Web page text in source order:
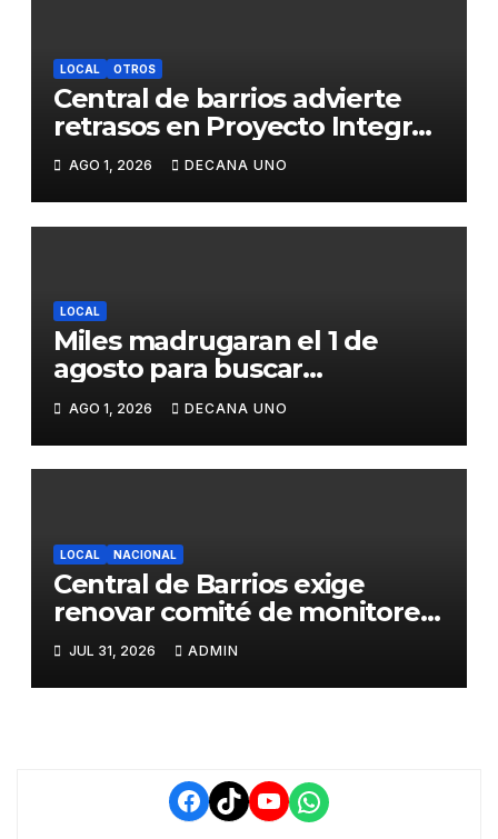
LOCAL OTROS
Central de barrios advierte
retrasos en Proyecto Integral
de Agua y Alcantarillado para
Juliaca
AGO 1, 2026 DECANA UNO
LOCAL
Miles madrugaran el 1 de
agosto para buscar
piedrecillas en los ríos y
realizar la challa por la
riqueza y la prosperidad
AGO 1, 2026 DECANA UNO
LOCAL NACIONAL
Central de Barrios exige
renovar comité de monitoreo
del PIAA por presuntos
conflictos de interés y
retrasos
JUL 31, 2026 ADMIN
Facebook
TikTokYouTube
WhatsApp